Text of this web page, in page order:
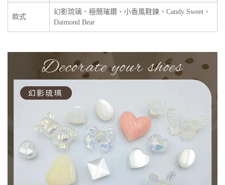
款式
幻影琉璃、極簡璀鑽、小香風鞋鍊、Candy Sweet、
Daimond Bear